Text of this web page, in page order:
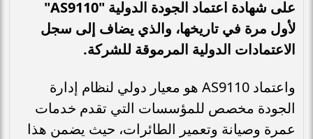
على شهادة اعتماد الجودة الدولية "AS9110"
لأول مرة في تاريخها، والذي يضاف إلى سجل
الاعتمادات الدولية المرموقة للشركة.
واعتماد AS9110 هو معيار دولي لنظام إدارة
الجودة مخصص للمؤسسات التي تقدم خدمات
عمرة وصيانة وتعمير الطائرات، حيث يضمن هذا